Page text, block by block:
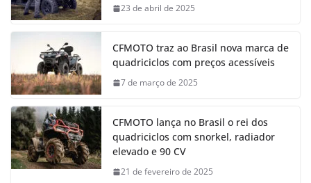
23 de abril de 2025
CFMOTO traz ao Brasil nova marca de
quadriciclos com preços acessíveis
7 de março de 2025
CFMOTO lança no Brasil o rei dos
quadriciclos com snorkel, radiador
elevado e 90 CV
21 de fevereiro de 2025